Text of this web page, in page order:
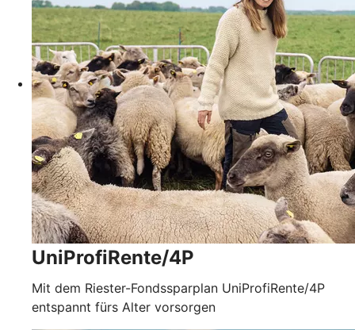
UniProfiRente/4P
Mit dem Riester-Fondssparplan UniProfiRente/4P
entspannt fürs Alter vorsorgen